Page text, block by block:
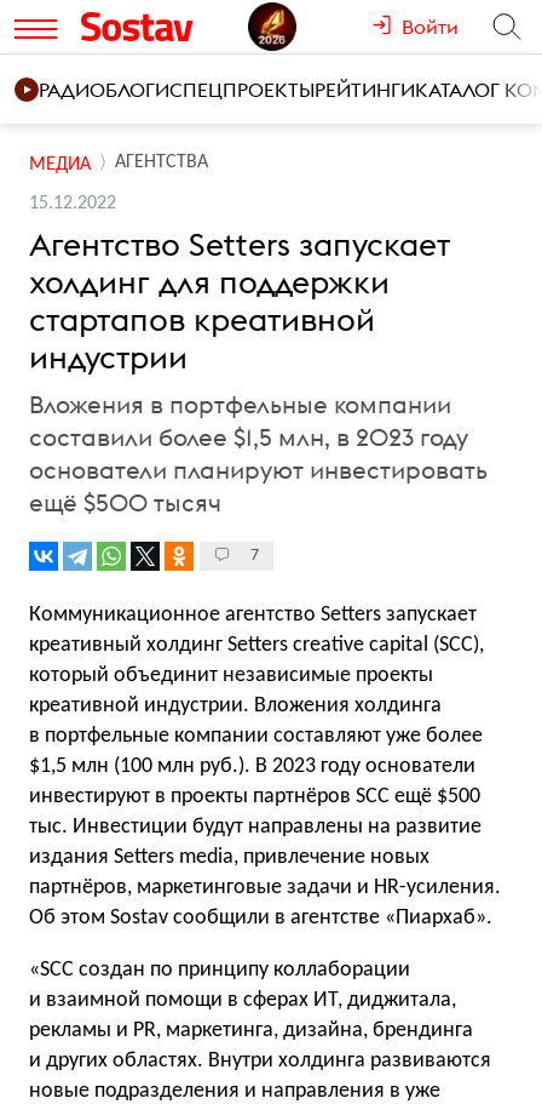
Войти
РАДИОБЛОГИСПЕЦПРОЕКТЫРЕЙТИНГИКАТАЛОГ
МЕДИА АГЕНТСТВА
15.12.2022
Агентство Setters запускает
холдинг для поддержки
стартапов креативной
индустрии
Вложения в портфельные компании
составили более $1,5 млн, в 2023 году
основатели планируют инвестировать
ещё $500 тысяч
7
Коммуникационное агентство Setters запускает
креативный холдинг Setters creative capital (SCC),
который объединит независимые проекты
креативной индустрии. Вложения холдинга
в портфельные компании составляют уже более
$1,5 млн (100 млн руб.). В 2023 году основатели
инвестируют в проекты партнёров SCC ещё $500
тыс. Инвестиции будут направлены на развитие
издания Setters media, привлечение новых
партнёров, маркетинговые задачи и HR-усиления.
Об этом Sostav сообщили в агентстве «Пиархаб».
«SCC создан по принципу коллаборации
и взаимной помощи в сферах ИТ, диджитала,
рекламы и PR, маркетинга, дизайна, брендинга
и других областях. Внутри холдинга развиваются
новые подразделения и направления в уже